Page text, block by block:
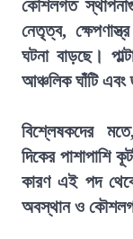
কৌশলগত
নেতৃত্ব,
ঘটনা বাড়ছে।
আঞ্চলিক ঘাঁটি
বিশ্লেষকদের
দিকের পাশাপাশি
কারণ এই পদ
অবস্থান ও